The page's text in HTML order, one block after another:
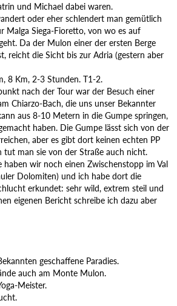
und Michael dabei waren.
oder eher schlendert man gemütlich
Malga Siega-Fioretto, von wo es auf
Da der Mulon einer der ersten Berge
reicht die Sicht bis zur Adria (gestern aber
8 Km, 2-3 Stunden. T1-2.
nach der Tour war der Besuch einer
Chiarzo-Bach, die uns unser Bekannter
aus 8-10 Metern in die Gumpe springen,
haben. Die Gumpe lässt sich von der
aber es gibt dort keinen echten PP
tut man sie von der Straße auch nicht.
wir noch einen Zwischenstopp im Val
Dolomiten) und ich habe dort die
erkundet: sehr wild, extrem steil und
eigenen Bericht schreibe ich dazu aber
geschaffene Paradies.
auch am Monte Mulon.
Meister.